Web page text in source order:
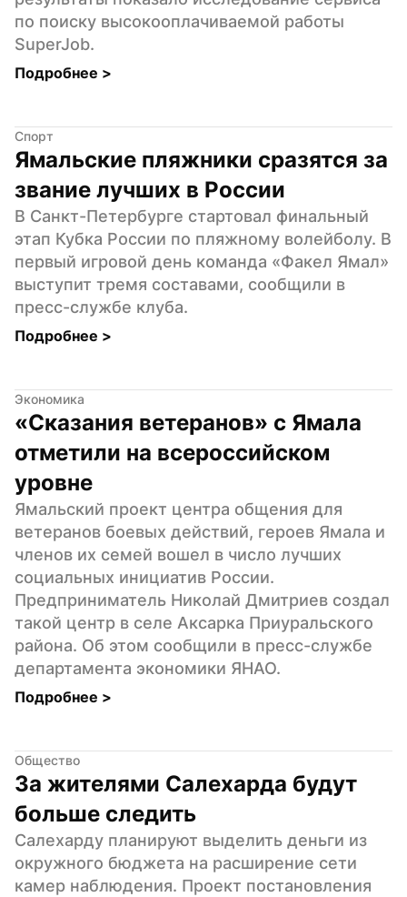
по поиску высокооплачиваемой работы
SuperJob.
Подробнее >
Спорт
Ямальские пляжники сразятся за
звание лучших в России
В Санкт-Петербурге стартовал финальный
этап Кубка России по пляжному волейболу. В
первый игровой день команда «Факел Ямал»
выступит тремя составами, сообщили в
пресс-службе клуба.
Подробнее >
Экономика
«Сказания ветеранов» с Ямала
отметили на всероссийском
уровне
Ямальский проект центра общения для
ветеранов боевых действий, героев Ямала и
членов их семей вошел в число лучших
социальных инициатив России.
Предприниматель Николай Дмитриев создал
такой центр в селе Аксарка Приуральского
района. Об этом сообщили в пресс-службе
департамента экономики ЯНАО.
Подробнее >
Общество
За жителями Салехарда будут
больше следить
Салехарду планируют выделить деньги из
окружного бюджета на расширение сети
камер наблюдения. Проект постановления